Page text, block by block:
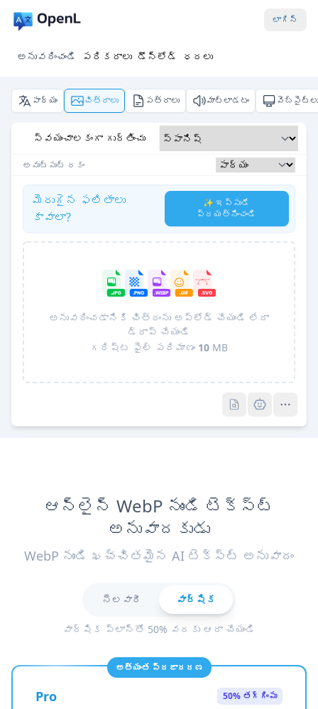
లాగిన్
అనువదించండి పరికరాలు డౌన్‌లోడ్ ధరలు
పాఠ్యం చిత్రాలు పత్రాలు మాట్లాడటం వెబ్‌సైట్లు
స్వయంచాలకంగా గుర్తించు
అవుట్‌పుట్ రకం
మెరుగైన ఫలితాలు
కావాలా?
✨ ఇప్పుడే
ప్రయత్నించండి
అనువదించడానికి చిత్రం‌ను అప్‌లోడ్ చేయండి లేదా
డ్రాప్ చేయండి
గరిష్ట ఫైల్ పరిమాణం 10 MB
ఆన్‌లైన్ WebP నుండి టెక్స్ట్
అనువాదకుడు
WebP నుండి ఖచ్చితమైన AI టెక్స్ట్ అనువాదం
నెలవారీ వార్షిక
వార్షిక ప్లాన్‌తో 50% వరకు ఆదా చేయండి
అత్యంత ప్రజాదరణ
Pro 50% తగ్గింపు